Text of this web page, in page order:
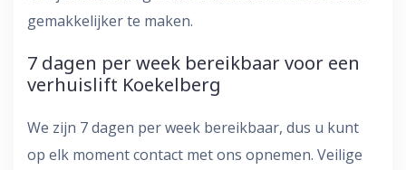
gemakkelijker te maken.
7 dagen per week bereikbaar voor een
verhuislift Koekelberg
We zijn 7 dagen per week bereikbaar, dus u kunt
op elk moment contact met ons opnemen. Veilige